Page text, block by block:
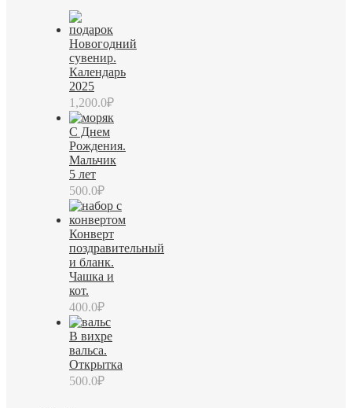
Новогодний
сувенир.
Календарь
2025
1,200.0₽
С Днем
Рождения.
Мальчик
5 лет
500.0₽
Конверт
поздравительный
и бланк.
Чашка и
кот.
400.0₽
В вихре
вальса.
Открытка
500.0₽